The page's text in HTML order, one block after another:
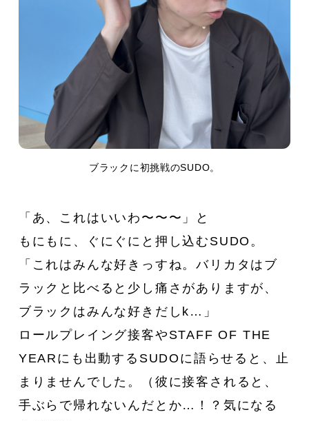
ブラックに初挑戦のSUDO。
「あ、これはいいわ〜〜〜」と
もにもに、ぐにぐにと押し込むSUDO。
「これはみんな好きっすね。バリカタはブ
ラックと比べると少し痛さがありますが、
ブラックはみんな好きだしk…」
ロールプレイング接客やSTAFF OF THE
YEARにも出動するSUDOに語らせると、止
まりませんでした。（彼に接客されると、
手ぶらで帰れないんだとか…！？気になる